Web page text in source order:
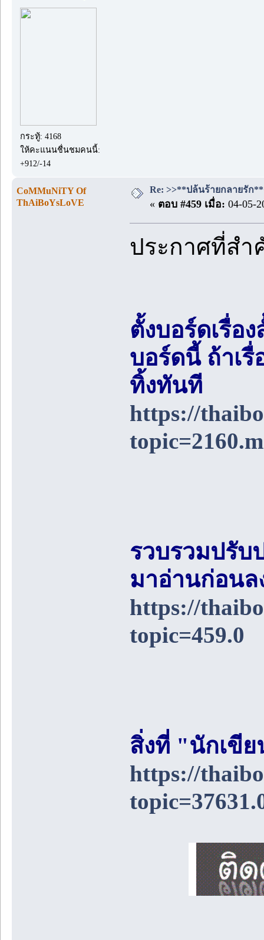
กระทู้: 4168
ให้คะแนนชื่นชมคนนี้:
+912/-14
CoMMuNiTY Of
ThAiBoYsLoVE
Re: >>**ปล้นร้ายกลายรัก
« ตอบ #459 เมื่อ: 04-05-
ประกาศที่ส
ตั้งบอร์ดเรื่อ
บอร์ดนี้ ถ้าเ
ทิ้งทันที
https://
รวบรวมปรับ
มาอ่านก่อน
https://
topic=459.0
สิ่งที่ "นักเขี
https://